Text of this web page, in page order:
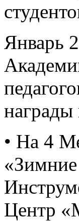
Январь
награды
• На 4
Центр